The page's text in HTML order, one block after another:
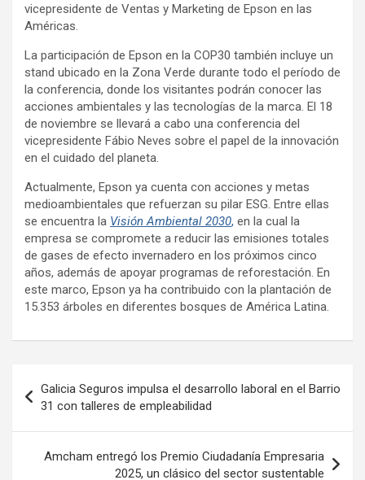
vicepresidente de Ventas y Marketing de Epson en las
Américas.
La participación de Epson en la COP30 también incluye un
stand ubicado en la Zona Verde durante todo el período de
la conferencia, donde los visitantes podrán conocer las
acciones ambientales y las tecnologías de la marca. El 18
de noviembre se llevará a cabo una conferencia del
vicepresidente Fábio Neves sobre el papel de la innovación
en el cuidado del planeta.
Actualmente, Epson ya cuenta con acciones y metas
medioambientales que refuerzan su pilar ESG. Entre ellas
se encuentra la Visión Ambiental 2030, en la cual la
empresa se compromete a reducir las emisiones totales
de gases de efecto invernadero en los próximos cinco
años, además de apoyar programas de reforestación. En
este marco, Epson ya ha contribuido con la plantación de
15.353 árboles en diferentes bosques de América Latina.
de
entradas
Galicia Seguros impulsa el desarrollo laboral en el Barrio
31 con talleres de empleabilidad
Amcham entregó los Premio Ciudadanía Empresaria
2025, un clásico del sector sustentable